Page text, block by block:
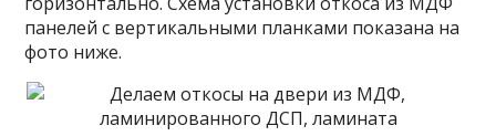
панелей с вертикальными планками показана на
фото ниже.